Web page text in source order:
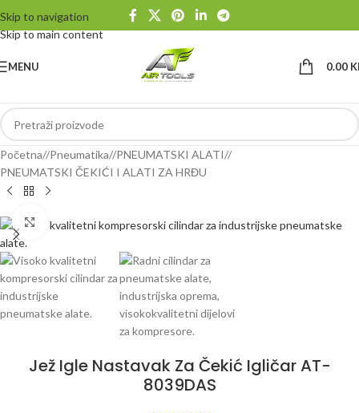
Skip to navigation
Skip to main content
MENU 0.00
Početna/ Pneumatika/ PNEUMATSKI ALATI/
PNEUMATSKI ČEKIĆI I ALATI ZA HRĐU
Klikni da uvećaš
Jež Igle Nastavak Za Čekić Igličar AT-
8039DAS